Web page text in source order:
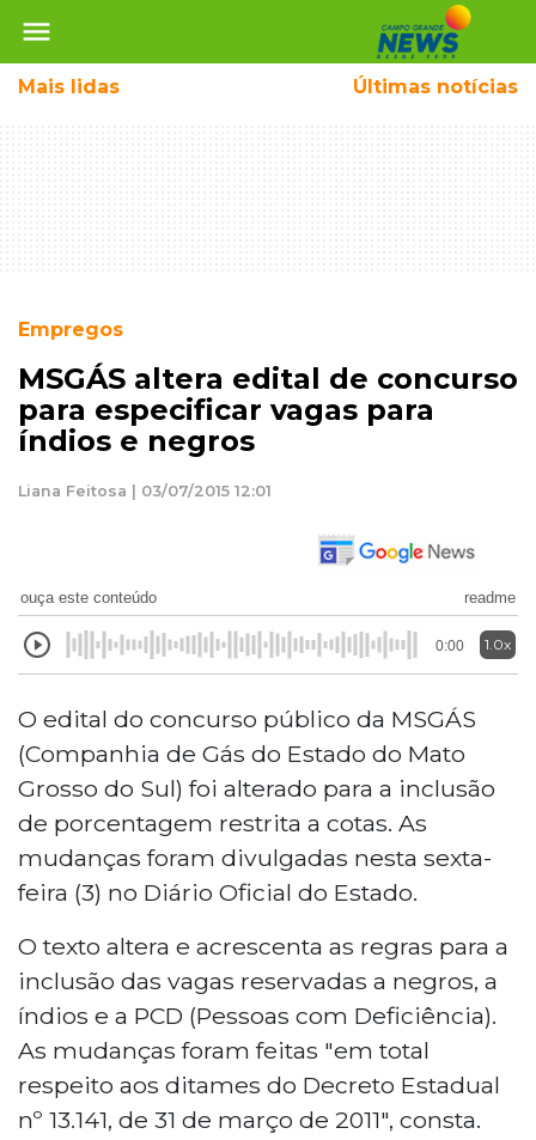
menu
Mais lidas Últimas notícias
Empregos
MSGÁS altera edital de concurso
para especificar vagas para
índios e negros
Liana Feitosa | 03/07/2015 12:01
ouça este conteúdo readme
0:00 1.0x
O edital do concurso público da MSGÁS
(Companhia de Gás do Estado do Mato
Grosso do Sul) foi alterado para a inclusão
de porcentagem restrita a cotas. As
mudanças foram divulgadas nesta sexta-
feira (3) no Diário Oficial do Estado.
O texto altera e acrescenta as regras para a
inclusão das vagas reservadas a negros, a
índios e a PCD (Pessoas com Deficiência).
As mudanças foram feitas "em total
respeito aos ditames do Decreto Estadual
nº 13.141, de 31 de março de 2011", consta.